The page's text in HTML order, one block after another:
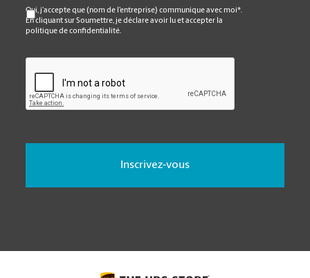
*
Oui, j’accepte que (nom de l’entreprise) communique avec moi*.
En cliquant sur Soumettre, je déclare avoir lu et accepter la
politique de confidentialité.